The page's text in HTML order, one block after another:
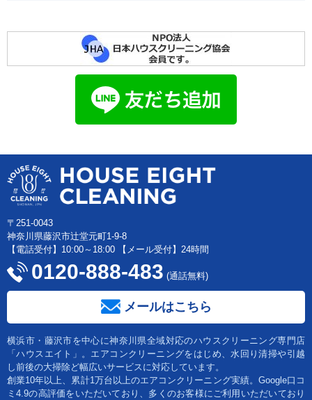
〒251-0043
神奈川県藤沢市辻堂元町1-9-8
【電話受付】10:00～18:00 【メール受付】24時間
0120-888-483 (通話無料)
メールはこちら
横浜市・藤沢市を中心に神奈川県全域対応のハウスクリーニング専門店
「ハウスエイト」。エアコンクリーニングをはじめ、水回り清掃や引越
し前後の大掃除ど幅広いサービスに対応しています。
創業10年以上、累計1万台以上のエアコンクリーニング実績。Google口コ
ミ4.9の高評価をいただいており、多くのお客様にご利用いただいており